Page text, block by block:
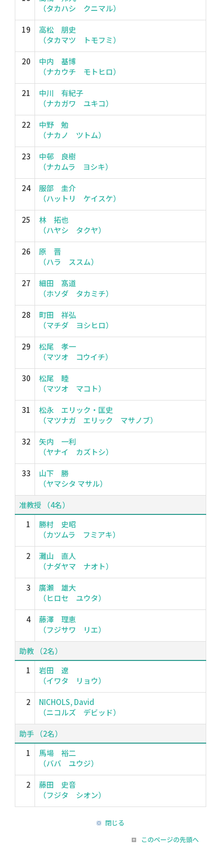
（タカハシ クニマル）
19
高松 朋史
（タカマツ トモフミ）
20
中内 基博
（ナカウチ モトヒロ）
21
中川 有紀子
（ナカガワ ユキコ）
22
中野 勉
（ナカノ ツトム）
23
中邨 良樹
（ナカムラ ヨシキ）
24
服部 圭介
（ハットリ ケイスケ）
25
林 拓也
（ハヤシ タクヤ）
26
原 晋
（ハラ ススム）
27
細田 髙道
（ホソダ タカミチ）
28
町田 祥弘
（マチダ ヨシヒロ）
29
松尾 孝一
（マツオ コウイチ）
30
松尾 睦
（マツオ マコト）
31
松永 エリック・匡史
（マツナガ エリック マサノブ）
32
矢内 一利
（ヤナイ カズトシ）
33
山下 勝
（ヤマシタ マサル）
准教授 （4名）
1
勝村 史昭
（カツムラ フミアキ）
2
灘山 直人
（ナダヤマ ナオト）
3
廣瀬 雄大
（ヒロセ ユウタ）
4
藤澤 理恵
（フジサワ リエ）
助教 （2名）
1
岩田 遼
（イワタ リョウ）
2
NICHOLS, David
（ニコルズ デビッド）
助手 （2名）
1
馬場 裕二
（ババ ユウジ）
2
藤田 史音
（フジタ シオン）
閉じる
このページの先頭へ